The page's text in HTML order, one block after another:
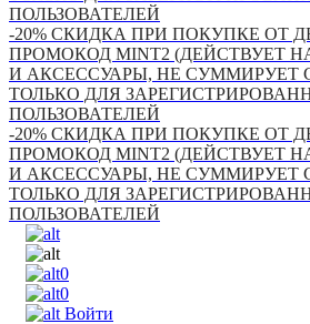
ПОЛЬЗОВАТЕЛЕЙ
-20% СКИДКА ПРИ ПОКУПКЕ ОТ
ПРОМОКОД MINT2 (ДЕЙСТВУЕТ
И АКСЕССУАРЫ, НЕ СУММИРУЕТ
ТОЛЬКО ДЛЯ
ПОЛЬЗОВАТЕЛЕЙ
-20% СКИДКА ПРИ ПОКУПКЕ ОТ
ПРОМОКОД MINT2 (ДЕЙСТВУЕТ
И АКСЕССУАРЫ, НЕ СУММИРУЕТ
ТОЛЬКО ДЛЯ
ПОЛЬЗОВАТЕЛЕЙ
0
0
Войти